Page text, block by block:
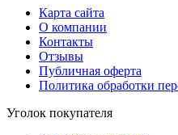
Карта сайта
О компании
Контакты
Отзывы
Публичная оферта
Политика обработки
Уголок покупателя